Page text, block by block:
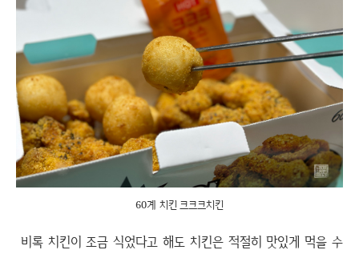
60계 치킨 크크크치킨
비록 치킨이 조금 식었다고 해도 치킨은 적절히 맛있게 먹을 수